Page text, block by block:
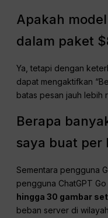
Apakah
dalam paket
Ya, tetapi dengan
dapat mengaktifkan
batas pesan jauh lebih
Berapa
saya buat per
Sementara pengguna
pengguna ChatGPT
hingga 30 gambar
beban server di